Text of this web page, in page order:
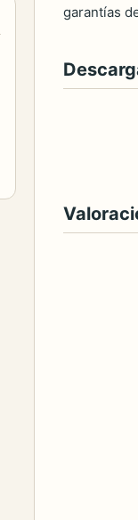
garantías